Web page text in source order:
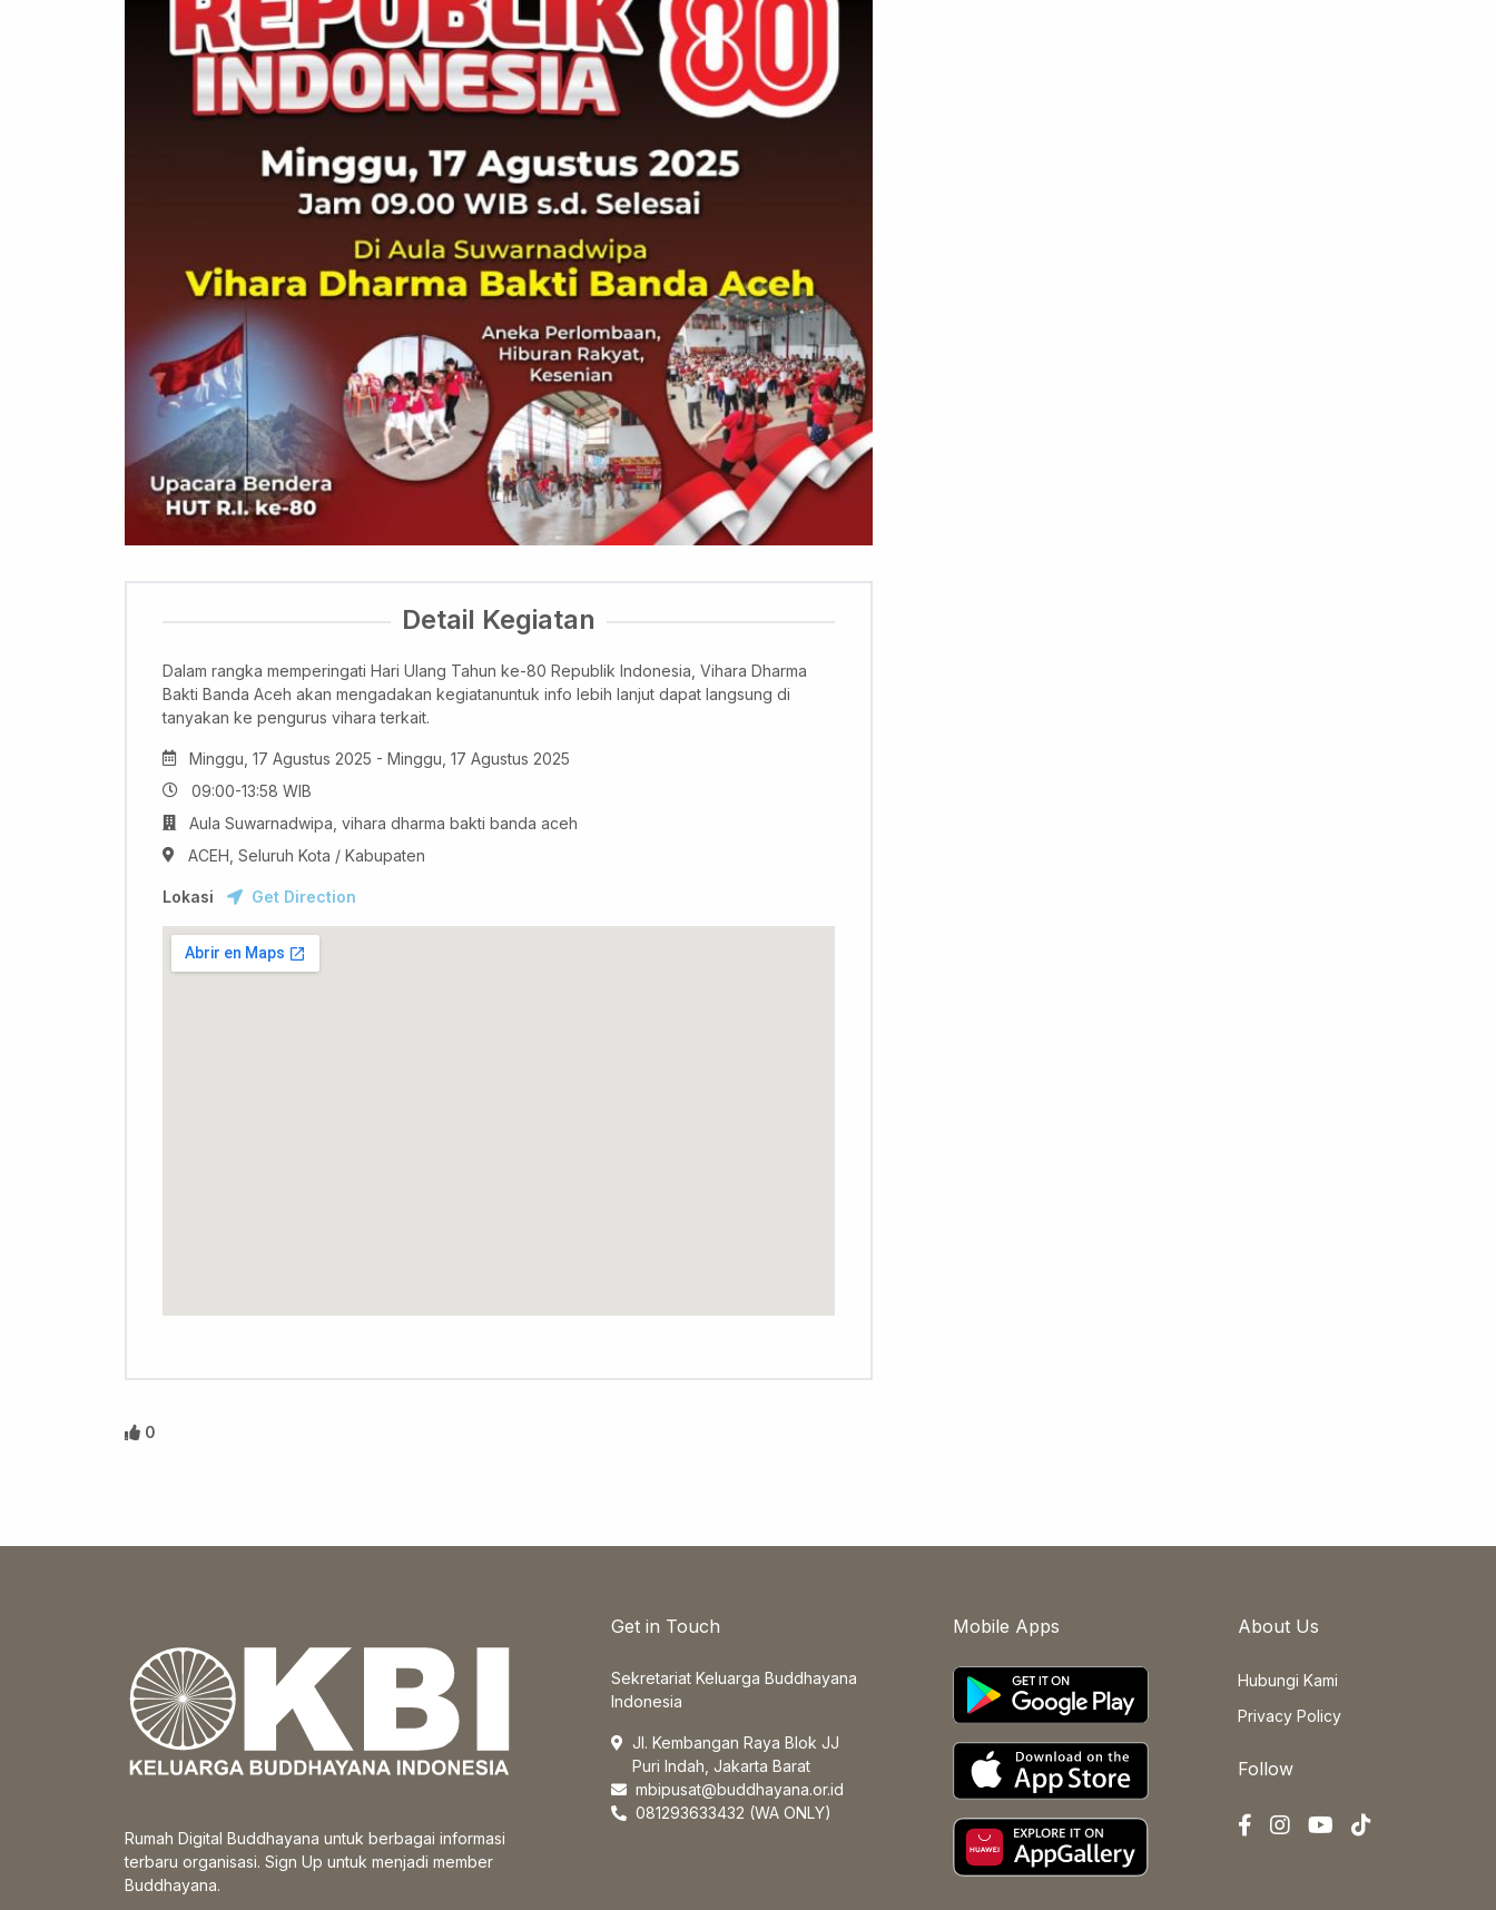
Detail Kegiatan
Dalam rangka memperingati Hari Ulang Tahun ke-80 Republik Indonesia, Vihara Dharma
Bakti Banda Aceh akan mengadakan kegiatanuntuk info lebih lanjut dapat langsung di
tanyakan ke pengurus vihara terkait.
Minggu, 17 Agustus 2025 - Minggu, 17 Agustus 2025
09:00-13:58 WIB
Aula Suwarnadwipa, vihara dharma bakti banda aceh
ACEH, Seluruh Kota / Kabupaten
Lokasi Get Direction
0
Rumah Digital Buddhayana untuk berbagai informasi
terbaru organisasi. Sign Up untuk menjadi member
Buddhayana.
Get in Touch
Sekretariat Keluarga Buddhayana
Indonesia
Jl. Kembangan Raya Blok JJ
Puri Indah, Jakarta Barat
mbipusat@buddhayana.or.id
081293633432 (WA ONLY)
Mobile Apps About Us
Hubungi Kami
Privacy Policy
Follow